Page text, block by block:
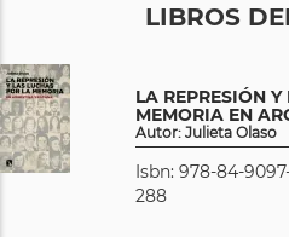
LIBROS
LA REPRESIÓN
MEMORIA EN
Autor: Julieta Olaso
Isbn: 978-84-
288